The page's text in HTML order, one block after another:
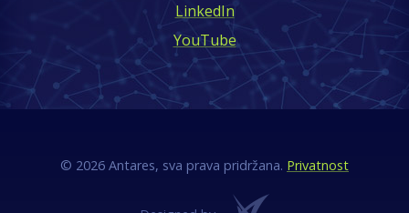
LinkedIn
YouTube
© 2026 Antares, sva prava pridržana. Privatnost